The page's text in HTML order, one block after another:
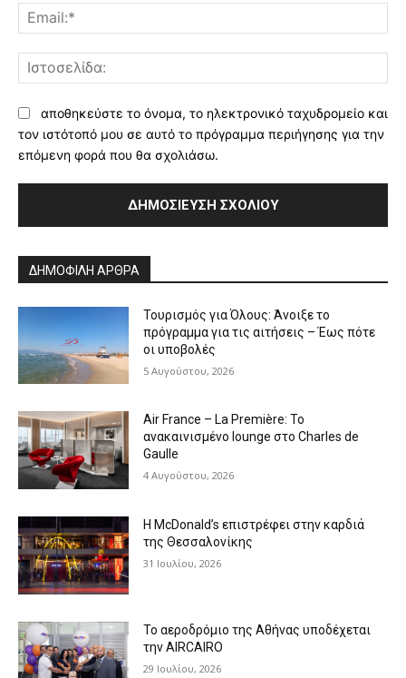
αποθηκεύστε το όνομα, το ηλεκτρονικό ταχυδρομείο και
τον ιστότοπό μου σε αυτό το πρόγραμμα περιήγησης για την
επόμενη φορά που θα σχολιάσω.
ΔΗΜΟΦΙΛΗ ΑΡΘΡΑ
Τουρισμός για Όλους: Άνοιξε το
πρόγραμμα για τις αιτήσεις – Έως πότε
οι υποβολές
5 Αυγούστου, 2026
Air France – La Première: Το
ανακαινισμένο lounge στο Charles de
Gaulle
4 Αυγούστου, 2026
Η McDonald’s επιστρέφει στην καρδιά
της Θεσσαλονίκης
31 Ιουλίου, 2026
Το αεροδρόμιο της Αθήνας υποδέχεται
την AIRCAIRO
29 Ιουλίου, 2026